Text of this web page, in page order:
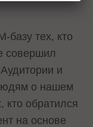
базу тех, кто
совершил
и
о нашем
кто обратился
на основе